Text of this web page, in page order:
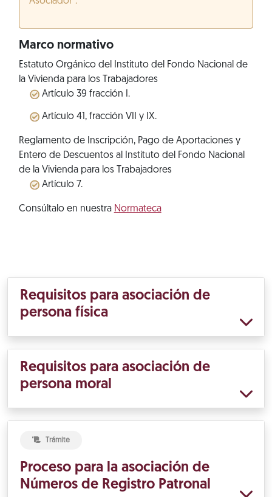
Marco normativo
Estatuto Orgánico del Instituto del Fondo Nacional de
la Vivienda para los Trabajadores
Artículo 39 fracción I.
Artículo 41, fracción VII y IX.
Reglamento de Inscripción, Pago de Aportaciones y
Entero de Descuentos al Instituto del Fondo Nacional
de la Vivienda para los Trabajadores
Artículo 7.
Consúltalo en nuestra Normateca
Requisitos para asociación de
persona física
Requisitos para asociación de
persona moral
Trámite
Proceso para la asociación de
Números de Registro Patronal